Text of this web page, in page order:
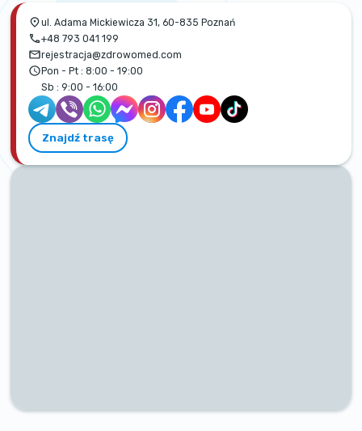
ul. Adama Mickiewicza 31, 60-835 Poznań
+48 793 041 199
rejestracja@zdrowomed.com
Pon - Pt : 8:00 - 19:00
Sb : 9:00 - 16:00
Znajdź trasę